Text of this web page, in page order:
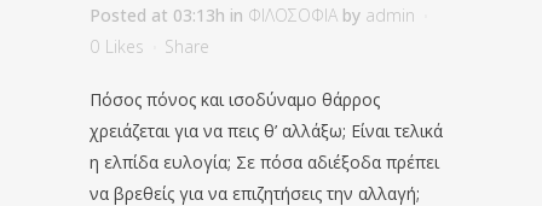
Posted at 03:13h in ΦΙΛΟΣΟΦΙΑ by admin
0 Likes Share
Πόσος πόνος και ισοδύναμο θάρρος
χρειάζεται για να πεις θ’ αλλάξω; Είναι τελικά
η ελπίδα ευλογία; Σε πόσα αδιέξοδα πρέπει
να βρεθείς για να επιζητήσεις την αλλαγή;